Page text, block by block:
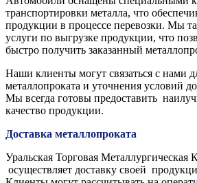
транспортировки металла, что
продукции в процессе перевозки. Мы
услуги по выгрузке продукции, что
быстро получить заказанный
Наши клиенты могут связаться с нами
металлопроката и уточнения условий
Мы всегда готовы предоставить
качество продукции.
Доставка металлопроката
Уральская Торговая
осуществляет доставку своей